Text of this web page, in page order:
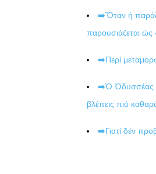
➡️Ὅταν ἡ
παρουσιάζεται ὡς
➡️Περί
➡️Ὁ Ὀδυσσέας
βλέπεις πιό
➡️Γιατί δέν